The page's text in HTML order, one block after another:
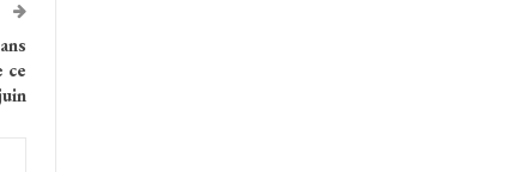
ce